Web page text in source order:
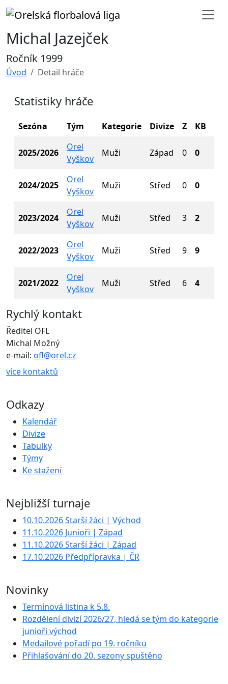
Michal Jazejček
Ročník 1999
Úvod Detail hráče
Statistiky hráče
Sezóna Tým Kategorie Divize Z KB
2025/2026
Orel
Vyškov
Muži Západ 0 0
2024/2025
Orel
Vyškov
Muži Střed 0 0
2023/2024
Orel
Vyškov
Muži Střed 3 2
2022/2023
Orel
Vyškov
Muži Střed 9 9
2021/2022
Orel
Vyškov
Muži Střed 6 4
Rychlý kontakt
Ředitel OFL
Michal Možný
e-mail: ofl@orel.cz
více kontaktů
Odkazy
Kalendář
Divize
Tabulky
Týmy
Ke stažení
Nejbližší turnaje
10.10.2026 Starší žáci | Východ
11.10.2026 Junioři | Západ
11.10.2026 Starší žáci | Západ
17.10.2026 Předpřípravka | ČR
Novinky
Termínová listina k 5.8.
Rozdělení divizí 2026/27, hledá se tým do kategorie
junioři východ
Medailové pořadí po 19. ročníku
Přihlašování do 20. sezony spuštěno